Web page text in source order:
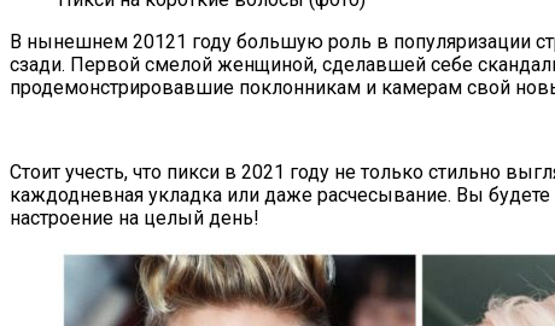
В нынешнем 20121 году большую роль в популяризации
сзади. Первой смелой женщиной, сделавшей себе
продемонстрировавшие поклонникам и камерам свой
Стоит учесть, что пикси в 2021 году не только стильно
каждодневная укладка или даже расчесывание. Вы
настроение на целый день!